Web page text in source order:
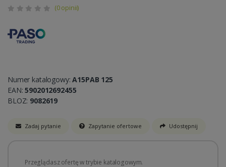
(0 opinii)
Numer katalogowy:A15PAB 125
EAN:5902012692455
BLOZ: 9082619
Zadaj pytanie Zapytanie ofertowe Udostępnij
Przeglądasz ofertę w trybie katalogowym.